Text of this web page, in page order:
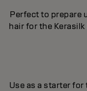
Perfect to prepare
hair for the
Use as a starter for